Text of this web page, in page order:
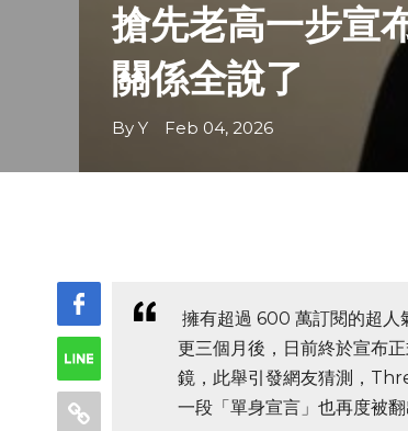
搶先老高一步宣
關係全說了
By Y Feb 04, 2026
擁有超過 600 萬訂閱的超
更三個月後，日前終於宣布
鏡，此舉引發網友猜測，
一段「單身宣言」也再度被翻